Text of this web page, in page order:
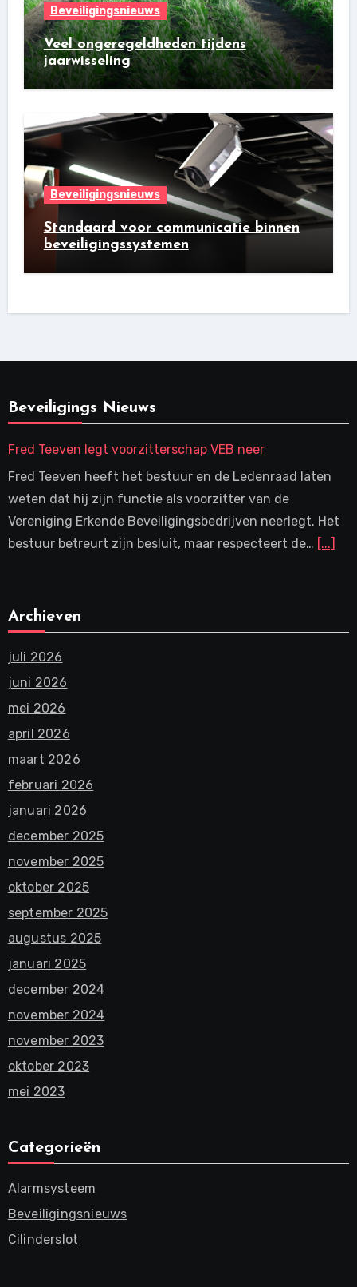
Beveiligingsnieuws
Veel ongeregeldheden tijdens
jaarwisseling
Beveiligingsnieuws
Standaard voor communicatie binnen
beveiligingssystemen
Beveiligings Nieuws
Fred Teeven legt voorzitterschap VEB neer
Fred Teeven heeft het bestuur en de Ledenraad laten
weten dat hij zijn functie als voorzitter van de
Vereniging Erkende Beveiligingsbedrijven neerlegt. Het
bestuur betreurt zijn besluit, maar respecteert de… [...]
Archieven
juli 2026
juni 2026
mei 2026
april 2026
maart 2026
februari 2026
januari 2026
december 2025
november 2025
oktober 2025
september 2025
augustus 2025
januari 2025
december 2024
november 2024
november 2023
oktober 2023
mei 2023
Categorieën
Alarmsysteem
Beveiligingsnieuws
Cilinderslot